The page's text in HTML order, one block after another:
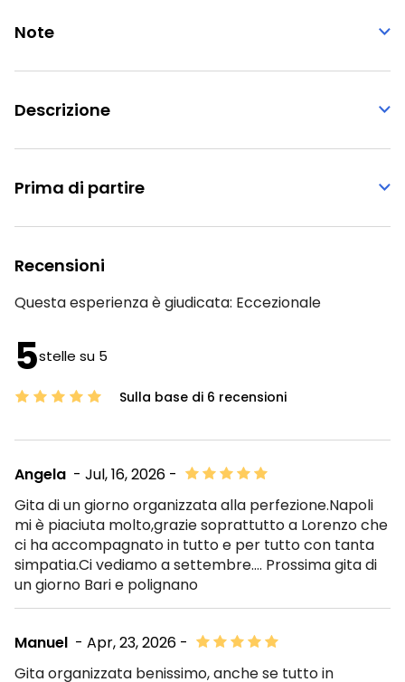
Note
Descrizione
Prima di partire
Recensioni
Questa esperienza è giudicata: Eccezionale
5stelle su 5
Sulla base di 6 recensioni
- Jul, 16, 2026 -
Angela
Gita di un giorno organizzata alla perfezione.Napoli
mi è piaciuta molto,grazie soprattutto a Lorenzo che
ci ha accompagnato in tutto e per tutto con tanta
simpatia.Ci vediamo a settembre…. Prossima gita di
un giorno Bari e polignano
- Apr, 23, 2026 -
Manuel
Gita organizzata benissimo, anche se tutto in